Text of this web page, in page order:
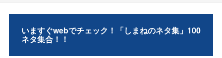
いますぐwebでチェック！「しまねのネタ集」100
ネタ集合！！